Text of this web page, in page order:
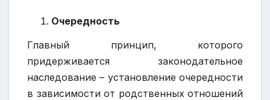
Очередность
Главный принцип, которого
придерживается законодательное
наследование – установление очередности
в зависимости от родственных отношений